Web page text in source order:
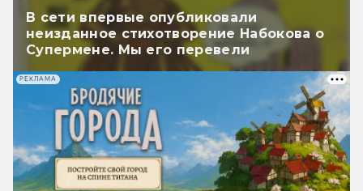
В сети впервые опубликовали
неизданное стихотворение Набокова о
Супермене. Мы его перевели
РЕКЛАМА